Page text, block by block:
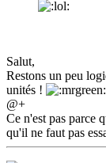
Salut,
Restons un peu
unités !
@+
Ce n'est pas parce
qu'il ne faut pas